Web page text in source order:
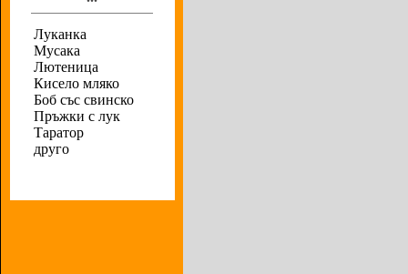
Луканка
Мусака
Лютеница
Кисело мляко
Боб със свинско
Пръжки с лук
Таратор
друго